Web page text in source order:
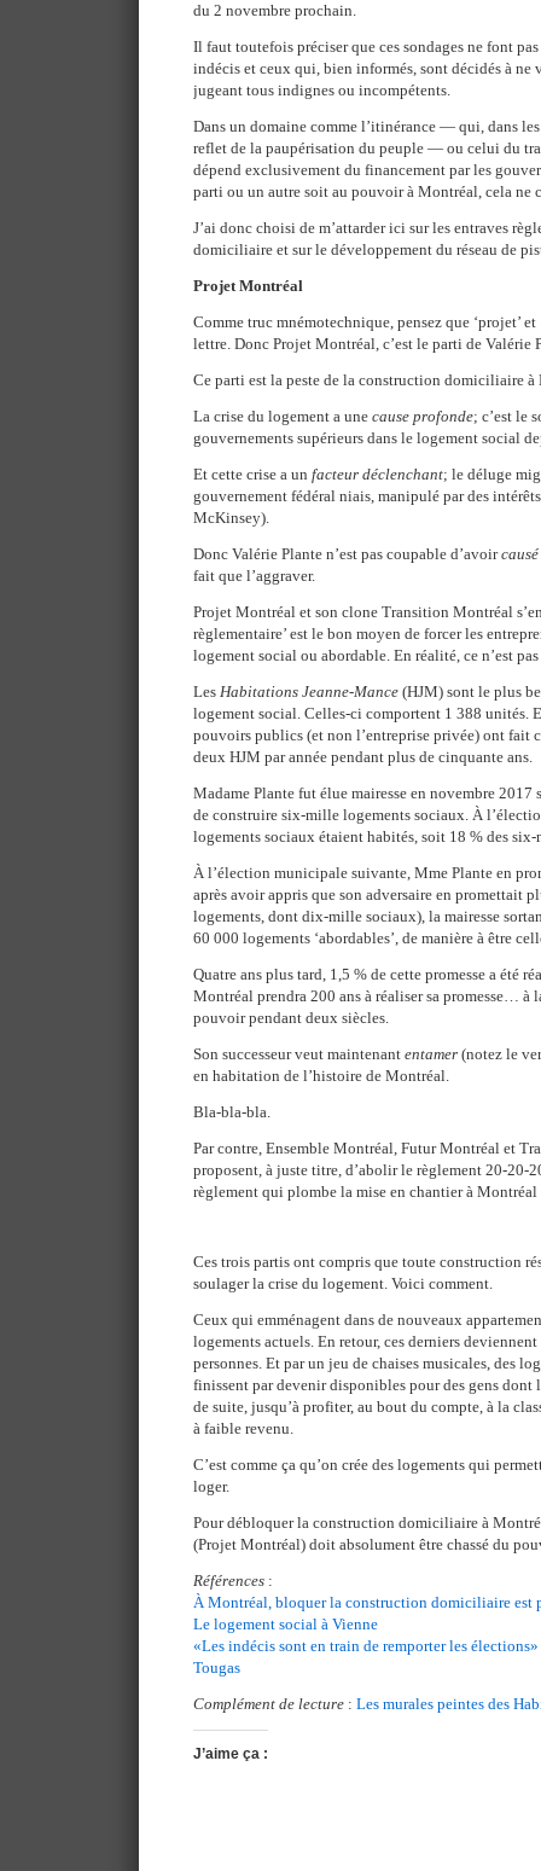
du 2 novembre prochain.
Il faut toutefois préciser que ces sondages ne font
indécis et ceux qui, bien informés, sont décidés à ne
jugeant tous indignes ou incompétents.
Dans un domaine comme l’itinérance — qui, dans
reflet de la paupérisation du peuple — ou celui du
dépend exclusivement du financement par les
parti ou un autre soit au pouvoir à Montréal, cela ne
J’ai donc choisi de m’attarder ici sur les entraves
domiciliaire et sur le développement du réseau de
Projet Montréal
Comme truc mnémotechnique, pensez que ‘projet’ et
lettre. Donc Projet Montréal, c’est le parti de Valérie
Ce parti est la peste de la construction domiciliaire à
La crise du logement a une cause profonde; c’est le
gouvernements supérieurs dans le logement social
Et cette crise a un facteur déclenchant; le déluge
gouvernement fédéral niais, manipulé par des
McKinsey).
Donc Valérie Plante n’est pas coupable d’avoircausé
fait que l’aggraver.
Projet Montréal et son clone Transition Montréal
règlementaire’ est le bon moyen de forcer les
logement social ou abordable. En réalité, ce n’est
Les Habitations Jeanne-Mance (HJM) sont le plus
logement social. Celles-ci comportent 1 388 unités.
pouvoirs publics (et non l’entreprise privée) ont fait
deux HJM par année pendant plus de cinquante ans.
Madame Plante fut élue mairesse en novembre 2017
de construire six-mille logements sociaux. À
logements sociaux étaient habités, soit 18 % des
À l’élection municipale suivante, Mme Plante en
après avoir appris que son adversaire en promettait
logements, dont dix-mille sociaux), la mairesse
60 000 logements ‘abordables’, de manière à être
Quatre ans plus tard, 1,5 % de cette promesse a été
Montréal prendra 200 ans à réaliser sa promesse… à
pouvoir pendant deux siècles.
Son successeur veut maintenant entamer (notez le
en habitation de l’histoire de Montréal.
Bla-bla-bla.
Par contre, Ensemble Montréal, Futur Montréal et
proposent, à juste titre, d’abolir le règlement 20-20-
règlement qui plombe la mise en chantier à Montréal
Ces trois partis ont compris que toute construction
soulager la crise du logement. Voici comment.
Ceux qui emménagent dans de nouveaux
logements actuels. En retour, ces derniers
personnes. Et par un jeu de chaises musicales, des
finissent par devenir disponibles pour des gens dont
de suite, jusqu’à profiter, au bout du compte, à la
à faible revenu.
C’est comme ça qu’on crée des logements qui
loger.
Pour débloquer la construction domiciliaire à
(Projet Montréal) doit absolument être chassé du
Références :
À Montréal, bloquer la construction domiciliaire est
Le logement social à Vienne
«Les indécis sont en train de remporter les
Tougas
Complément de lecture : Les murales peintes des
J’aime ça :